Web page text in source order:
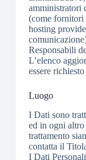
amministratori
(come fornitori
hosting
Responsabili
L’elenco
essere
Luogo
I Dati sono
ed in ogni
trattamento
contatta il
I Dati